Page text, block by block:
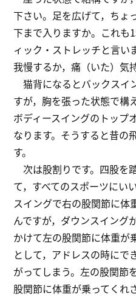
下さい。足を広げて，ちょ
下まで入りますか。これも
ィック・ストレッチと言い
我慢するか，痛（いた）気
猫背になるとバックスイ
すが，胸を張った状態で構
ボディースイングのトップ
なります。そうすると昔の
す。
次は股割りです。四股を
て，すべてのスポーツにい
スイングで右の股関節に体
んですが，ダウンスイング
かけて左の股関節に体重が
として，アドレスの時にで
がってしまう。左の股関節
股関節に体重が乗ってくれ